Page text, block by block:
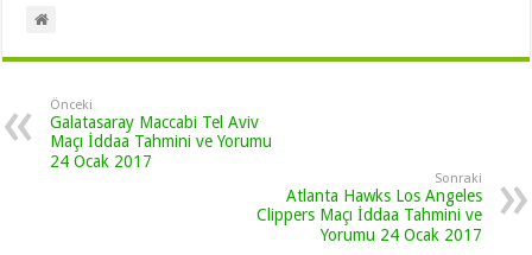
Önceki
Galatasaray Maccabi Tel Aviv
Maçı İddaa Tahmini ve Yorumu
24 Ocak 2017
Sonraki
Atlanta Hawks Los Angeles
Clippers Maçı İddaa Tahmini ve
Yorumu 24 Ocak 2017